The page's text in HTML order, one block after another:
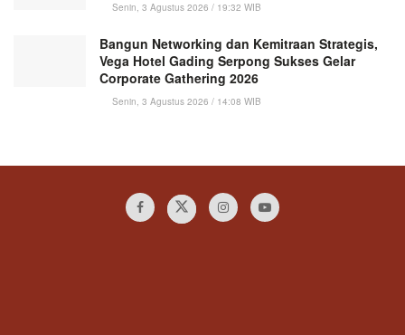
Senin, 3 Agustus 2026 / 19:32 WIB
Bangun Networking dan Kemitraan Strategis,
Vega Hotel Gading Serpong Sukses Gelar
Corporate Gathering 2026
Senin, 3 Agustus 2026 / 14:08 WIB